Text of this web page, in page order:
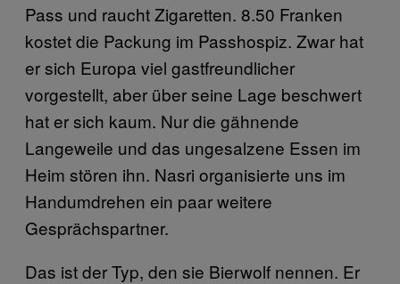
Pass und raucht Zigaretten. 8.50 Franken
kostet die Packung im Passhospiz. Zwar hat
er sich Europa viel gastfreundlicher
vorgestellt, aber über seine Lage beschwert
hat er sich kaum. Nur die gähnende
Langeweile und das ungesalzene Essen im
Heim stören ihn. Nasri organisierte uns im
Handumdrehen ein paar weitere
Gesprächspartner.
Das ist der Typ, den sie Bierwolf nennen. Er